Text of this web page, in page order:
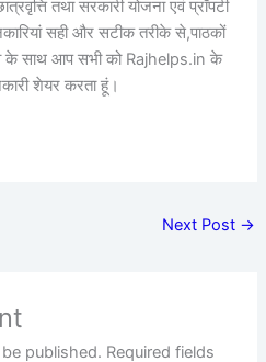
तथा सरकारी योजना एवं प्रॉपर्टी
सही और सटीक तरीके से,पाठकों
के साथ आप सभी को Rajhelps.in के
शेयर करता हूं।
Next Post →
published. Required fields